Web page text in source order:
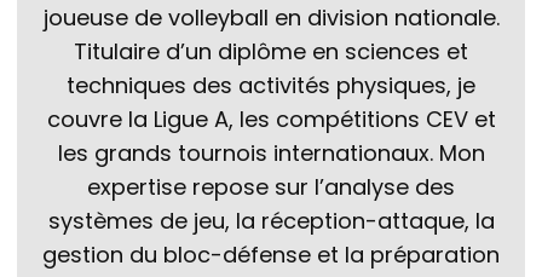
joueuse de volleyball en division nationale.
Titulaire d’un diplôme en sciences et
techniques des activités physiques, je
couvre la Ligue A, les compétitions CEV et
les grands tournois internationaux. Mon
expertise repose sur l’analyse des
systèmes de jeu, la réception-attaque, la
gestion du bloc-défense et la préparation